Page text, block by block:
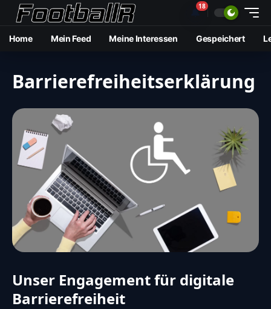
🔔18
Home Mein Feed Meine Interessen Gespeichert
Barrierefreiheitserklärung
Unser Engagement für digitale
Barrierefreiheit